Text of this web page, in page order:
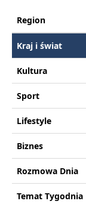
Region
Kraj i świat
Kultura
Sport
Lifestyle
Biznes
Rozmowa Dnia
Temat Tygodnia